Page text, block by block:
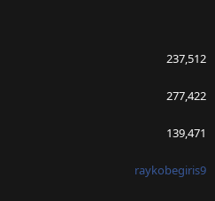
237,512
277,422
139,471
raykobegiris9